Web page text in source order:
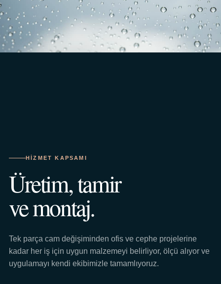
HIZMET KAPSAMI
Üretim, tamir
ve montaj.
Tek parça cam değişiminden ofis ve cephe projelerine
kadar her iş için uygun malzemeyi belirliyor, ölçü alıyor ve
uygulamayı kendi ekibimizle tamamlıyoruz.